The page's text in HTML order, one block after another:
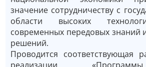
значение сотрудничеству с
области высоких
современных передовых знаний
решений.
Проводится соответствующая